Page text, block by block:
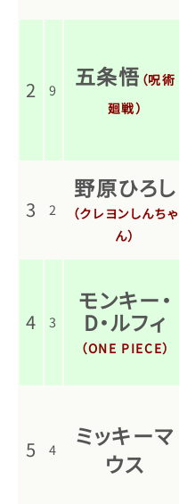
2 9 五条悟 （呪術
廻戦）
3 2
野原ひろし
（クレヨンしんちゃ
ん）
4 3
モンキー・
D・ルフィ
（ONE PIECE）
5 4
ミッキーマ
ウス